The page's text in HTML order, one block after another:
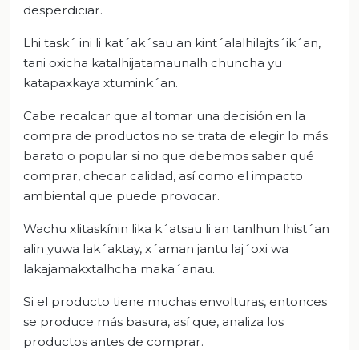
desperdiciar.
Lhi task´ ini li kat´ak´sau an kint´alalhilajts´ik´an,
tani oxicha katalhijatamaunalh chuncha yu
katapaxkaya xtumink´an.
Cabe recalcar que al tomar una decisión en la
compra de productos no se trata de elegir lo más
barato o popular si no que debemos saber qué
comprar, checar calidad, así como el impacto
ambiental que puede provocar.
Wachu xlitaskínin lika k´atsau li an tanlhun lhist´an
alin yuwa lak´aktay, x´aman jantu laj´oxi wa
lakajamakxtalhcha maka´anau.
Si el producto tiene muchas envolturas, entonces
se produce más basura, así que, analiza los
productos antes de comprar.